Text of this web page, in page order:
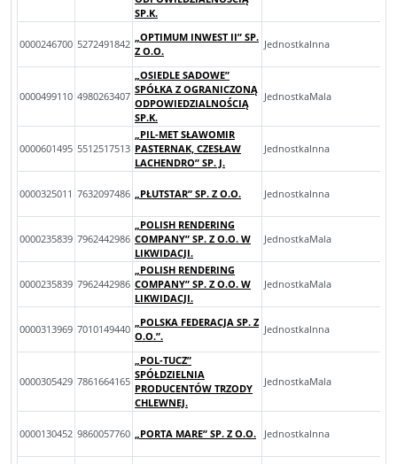
SP.K.
0000246700 5272491842
„OPTIMUM INWEST II” SP.
Z O.O.
JednostkaInna
0000499110 4980263407
„OSIEDLE SADOWE”
SPÓŁKA Z OGRANICZONĄ
ODPOWIEDZIALNOŚCIĄ
SP.K.
JednostkaMala
0000601495 5512517513
„PIL-MET SŁAWOMIR
PASTERNAK, CZESŁAW
LACHENDRO” SP. J.
JednostkaInna
0000325011 7632097486 „PŁUTSTAR” SP. Z O.O. JednostkaInna
0000235839 7962442986
„POLISH RENDERING
COMPANY” SP. Z O.O. W
LIKWIDACJI.
JednostkaMala
0000235839 7962442986
„POLISH RENDERING
COMPANY” SP. Z O.O. W
LIKWIDACJI.
JednostkaMala
0000313969 7010149440
„POLSKA FEDERACJA SP. Z
O.O.”.
JednostkaInna
0000305429 7861664165
„POL-TUCZ”
SPÓŁDZIELNIA
PRODUCENTÓW TRZODY
CHLEWNEJ.
JednostkaMala
0000130452 9860057760 „PORTA MARE” SP. Z O.O. JednostkaInna